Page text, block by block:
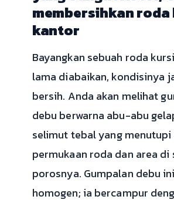
membersihkan
kantor
Bayangkan sebuah roda
lama diabaikan, kondisinya
bersih. Anda akan melihat
debu berwarna abu-abu
selimut tebal yang
permukaan roda dan area di
porosnya. Gumpalan debu
homogen; ia bercampur